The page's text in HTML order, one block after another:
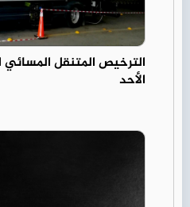
الترخيص المتنقل
الأحد